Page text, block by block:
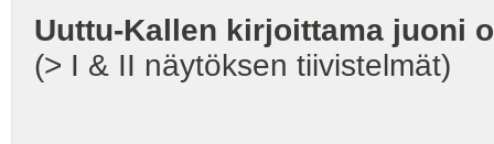
Uuttu-Kallen kirjoittama juoni
(> I & II näytöksen tiivistelmät)